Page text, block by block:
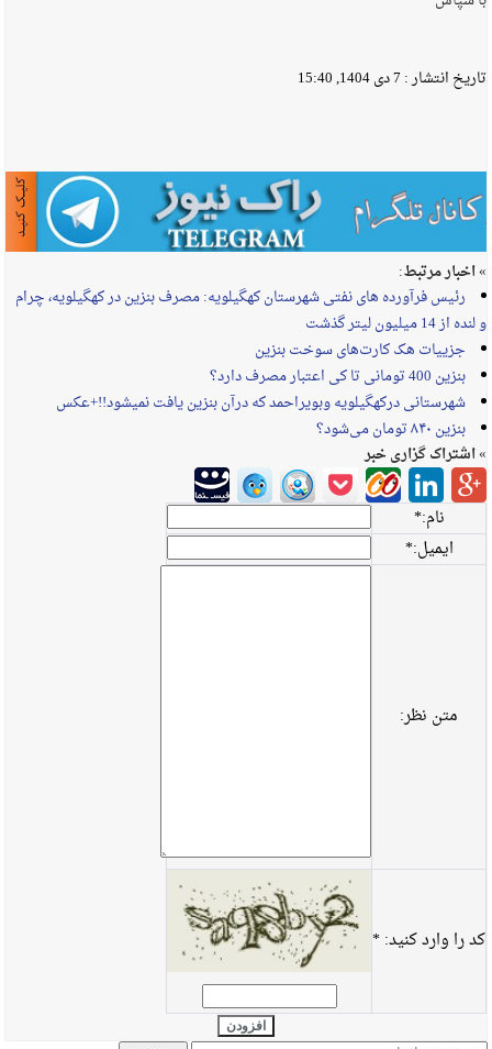
تاریخ انتشار : 7 دی 1404, 15:40
» اخبار مرتبط:
رئیس فرآورده های نفتی شهرستان کهگیلویه: مصرف بنزین در کهگیلویه، چرام
و لنده از 14 میلیون لیتر گذشت
جزییات هک کارت‌های سوخت بنزین
بنزین ‌400 تومانی تا کی اعتبار مصرف دارد؟
شهرستانی درکهگیلویه وبویراحمد که درآن بنزین یافت نمیشود!!+عکس
بنزین ۸۴۰ تومان می‌شود؟
» اشتراک گزاری خبر
نام:*
ایمیل:*
متن نظر:
کد را وارد کنید:*
افزودن